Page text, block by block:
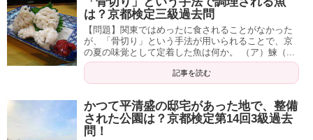
は？京都検定三級過去問
【問題】関東ではめったに食されることがなかった
が、「骨切り」という手法が用いられることで、京
の夏の味覚として定着した魚は何か。 （ア）鰊（...
記事を読む
かつて平清盛の邸宅があった地で、整備
された公園は？京都検定第14回3級過去
問！